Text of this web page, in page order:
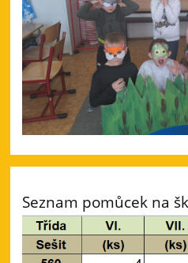
Seznam pomůcek na